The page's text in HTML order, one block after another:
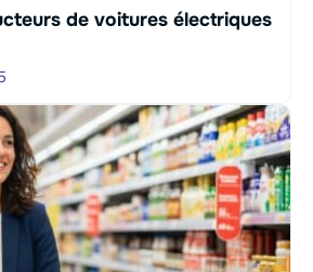
de voitures électriques